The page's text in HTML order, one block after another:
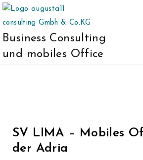
Business Consulting
und mobiles Office
SV LIMA – Mobiles
der Adria